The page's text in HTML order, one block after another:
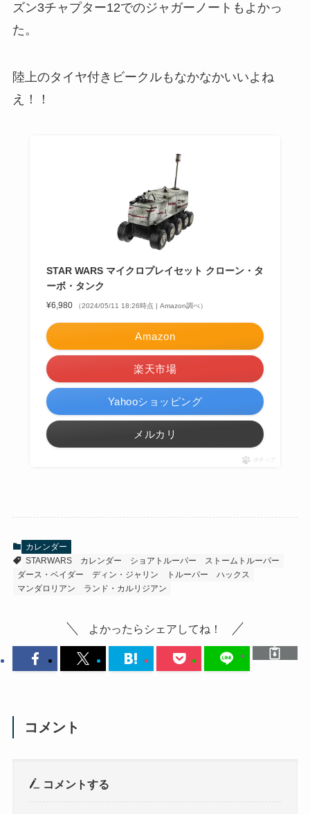
ズン3チャプター12でのジャガーノートもよかっ
た。
陸上のタイヤ付きビークルもなかなかいいよね
え！！
STAR WARS マイクロプレイセット クローン・タ
ーボ・タンク
¥6,980 （2024/05/11 18:26時点 | Amazon調べ）
Amazon
楽天市場
Yahooショッピング
メルカリ
ポチップ
カレンダー
STARWARS
カレンダー ショアトルーパー
ストームトルーパー
ダース・ベイダー
ディン・ジャリン トルーパー
ハックス
マンダロリアン
ランド・カルリジアン
よかったらシェアしてね！
コメント
コメントする